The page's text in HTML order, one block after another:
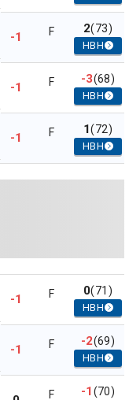
-1 F 2(73)
HBH
-1 F -3(68)
HBH
-1 F 1(72)
HBH
-1 F 0(71)
HBH
-1 F -2(69)
HBH
F -1(70)